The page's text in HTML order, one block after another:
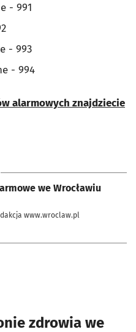
- 991
- 993
- 994
alarmowych znajdziecie
we Wrocławiu
www.wroclaw.pl
zdrowia we